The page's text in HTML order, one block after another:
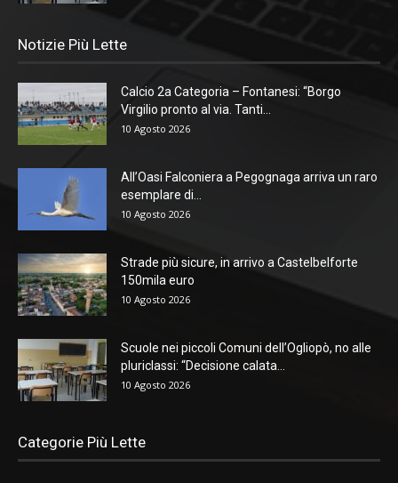
Notizie Più Lette
Calcio 2a Categoria – Fontanesi: “Borgo
Virgilio pronto al via. Tanti...
10 Agosto 2026
All’Oasi Falconiera a Pegognaga arriva un raro
esemplare di...
10 Agosto 2026
Strade più sicure, in arrivo a Castelbelforte
150mila euro
10 Agosto 2026
Scuole nei piccoli Comuni dell’Ogliopò, no alle
pluriclassi: “Decisione calata...
10 Agosto 2026
Categorie Più Lette